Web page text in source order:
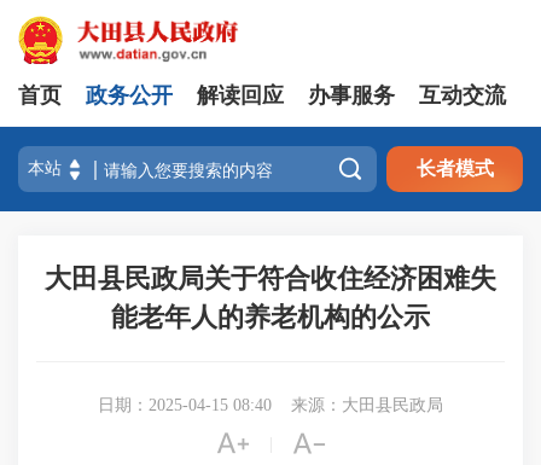
首页 政务公开 解读回应 办事服务 互动交流
 长者模式
大田县民政局关于符合收住经济困难失
能老年人的养老机构的公示
日期：2025-04-15 08:40 来源：大田县民政局
 